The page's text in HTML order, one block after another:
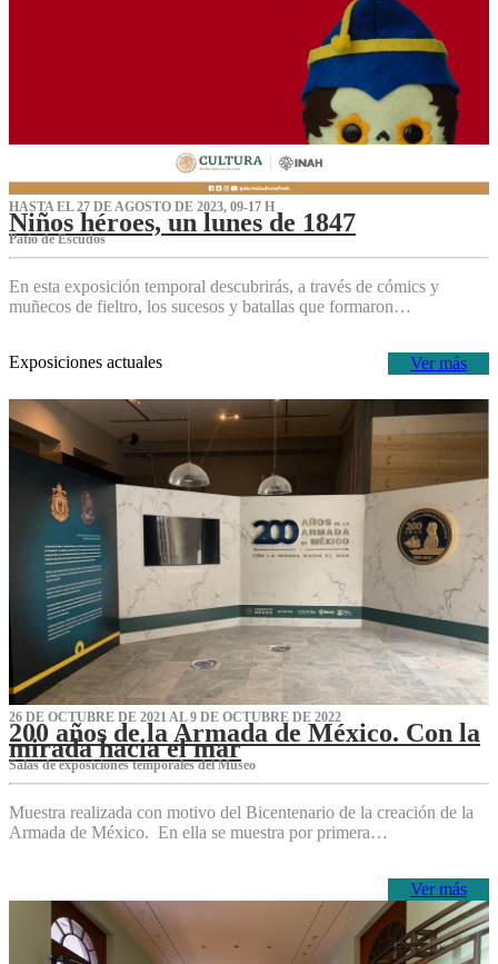
HASTA EL 27 DE AGOSTO DE 2023, 09-17 H
Niños héroes, un lunes de 1847
Patio de Escudos
En esta exposición temporal descubrirás, a través de cómics y
muñecos de fieltro, los sucesos y batallas que formaron…
Ver más
Exposiciones actuales
26 DE OCTUBRE DE 2021 AL 9 DE OCTUBRE DE 2022
200 años de la Armada de México. Con la
mirada hacia el mar
Salas de exposiciones temporales del Museo‌
Muestra realizada con motivo del Bicentenario de la creación de la
Armada de México. En ella se muestra por primera…
Ver más